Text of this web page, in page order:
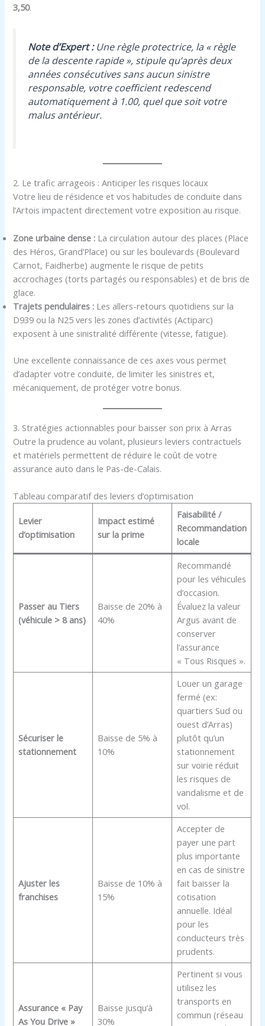
3,50.
Note d’Expert :Une règle protectrice, la « règle
de la descente rapide », stipule qu’après deux
années consécutives sans aucun sinistre
responsable, votre coefficient redescend
automatiquement à 1.00, quel que soit votre
malus antérieur.
2. Le trafic arrageois : Anticiper les risques locaux
Votre lieu de résidence et vos habitudes de conduite dans
l’Artois impactent directement votre exposition au risque.
Zone urbaine dense : La circulation autour des places (Place
des Héros, Grand’Place) ou sur les boulevards (Boulevard
Carnot, Faidherbe) augmente le risque de petits
accrochages (torts partagés ou responsables) et de bris de
glace.
Trajets pendulaires : Les allers-retours quotidiens sur la
D939 ou la N25 vers les zones d’activités (Actiparc)
exposent à une sinistralité différente (vitesse, fatigue).
Une excellente connaissance de ces axes vous permet
d’adapter votre conduite, de limiter les sinistres et,
mécaniquement, de protéger votre bonus.
3. Stratégies actionnables pour baisser son prix à Arras
Outre la prudence au volant, plusieurs leviers contractuels
et matériels permettent de réduire le coût de votre
assurance auto dans le Pas-de-Calais.
Tableau comparatif des leviers d’optimisation
Levier
d’optimisation
Impact estimé
sur la prime
Faisabilité /
Recommandation
locale
Passer au Tiers
(véhicule > 8 ans)
Baisse de 20% à
40%
Recommandé
pour les véhicules
d’occasion.
Évaluez la valeur
Argus avant de
conserver
l’assurance
« Tous Risques ».
Sécuriser le
stationnement
Baisse de 5% à
10%
Louer un garage
fermé (ex:
quartiers Sud ou
ouest d’Arras)
plutôt qu’un
stationnement
sur voirie réduit
les risques de
vandalisme et de
vol.
Ajuster les
franchises
Baisse de 10% à
15%
Accepter de
payer une part
plus importante
en cas de sinistre
fait baisser la
cotisation
annuelle. Idéal
pour les
conducteurs très
prudents.
Assurance « Pay
As You Drive »
Baisse jusqu’à
30%
Pertinent si vous
utilisez les
transports en
commun (réseau